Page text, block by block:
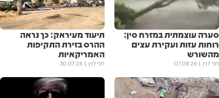
סערה עוצמתית במזרח סין:
רוחות עזות ועקירת עצים
מהשורש
חני לוין 07.08.26
תיעוד מעיראק: כך נראה
ההרס בזירת התקיפות
האמריקאיות
חני לוין 30.07.26